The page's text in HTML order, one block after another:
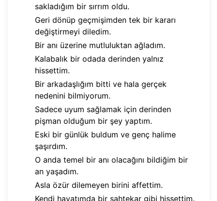
sakladığım bir sırrım oldu.
Geri dönüp geçmişimden tek bir kararı
değiştirmeyi diledim.
Bir anı üzerine mutluluktan ağladım.
Kalabalık bir odada derinden yalnız
hissettim.
Bir arkadaşlığım bitti ve hala gerçek
nedenini bilmiyorum.
Sadece uyum sağlamak için derinden
pişman olduğum bir şey yaptım.
Eski bir günlük buldum ve genç halime
şaşırdım.
O anda temel bir anı olacağını bildiğim bir
an yaşadım.
Asla özür dilemeyen birini affettim.
Kendi hayatımda bir sahtekar gibi hissettim.